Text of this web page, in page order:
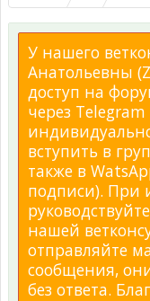
У нашего
Анатольевны
доступ на
через
вступить в
также в
подписи). При
нашей
отправляйте
сообщения,
без ответа.